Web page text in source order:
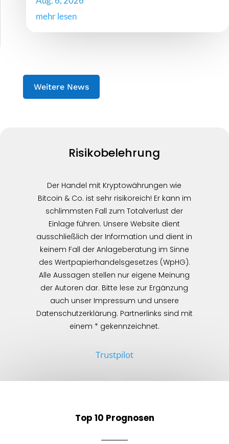
mehr lesen
Weitere News
Risikobelehrung
Der Handel mit Kryptowährungen wie
Bitcoin & Co. ist sehr risikoreich! Er kann im
schlimmsten Fall zum Totalverlust der
Einlage führen. Unsere Website dient
ausschließlich der Information und dient in
keinem Fall der Anlageberatung im Sinne
des Wertpapierhandelsgesetzes (WpHG).
Alle Aussagen stellen nur eigene Meinung
der Autoren dar. Bitte lese zur Ergänzung
auch unser Impressum und unsere
Datenschutzerklärung. Partnerlinks sind mit
einem * gekennzeichnet.
Trustpilot
Top 10 Prognosen